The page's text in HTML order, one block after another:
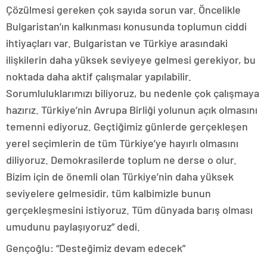
Çözülmesi gereken çok sayıda sorun var. Öncelikle
Bulgaristan’ın kalkınması konusunda toplumun ciddi
ihtiyaçları var. Bulgaristan ve Türkiye arasındaki
ilişkilerin daha yüksek seviyeye gelmesi gerekiyor, bu
noktada daha aktif çalışmalar yapılabilir.
Sorumluluklarımızı biliyoruz, bu nedenle çok çalışmaya
hazırız. Türkiye’nin Avrupa Birliği yolunun açık olmasını
temenni ediyoruz. Geçtiğimiz günlerde gerçekleşen
yerel seçimlerin de tüm Türkiye’ye hayırlı olmasını
diliyoruz. Demokrasilerde toplum ne derse o olur.
Bizim için de önemli olan Türkiye’nin daha yüksek
seviyelere gelmesidir, tüm kalbimizle bunun
gerçekleşmesini istiyoruz. Tüm dünyada barış olması
umudunu paylaşıyoruz” dedi.
Gençoğlu: “Desteğimiz devam edecek”